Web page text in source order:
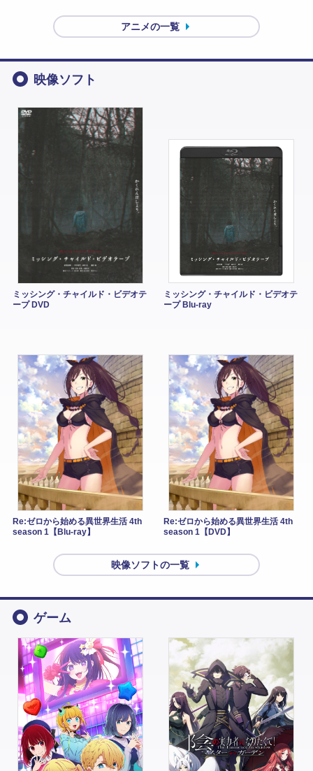
アニメの一覧
映像ソフト
ミッシング・チャイルド・ビデオテ
ープ DVD
ミッシング・チャイルド・ビデオテ
ープ Blu-ray
Re:ゼロから始める異世界生活 4th
season 1【Blu-ray】
Re:ゼロから始める異世界生活 4th
season 1【DVD】
映像ソフトの一覧
ゲーム